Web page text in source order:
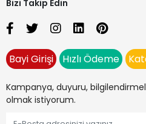
Bizi Takip Edin
Bayi Girişi Hızlı Ödeme
Kampanya, duyuru,
olmak istiyorum.